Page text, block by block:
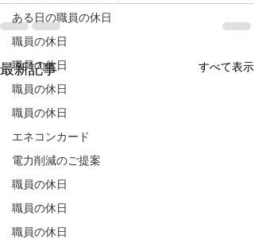
ある日の職員の休日
職員の休日
職員の休日
職員の休日
職員の休日
エネコンカード
電力削減のご提案
職員の休日
職員の休日
職員の休日
最新記事 すべて表示